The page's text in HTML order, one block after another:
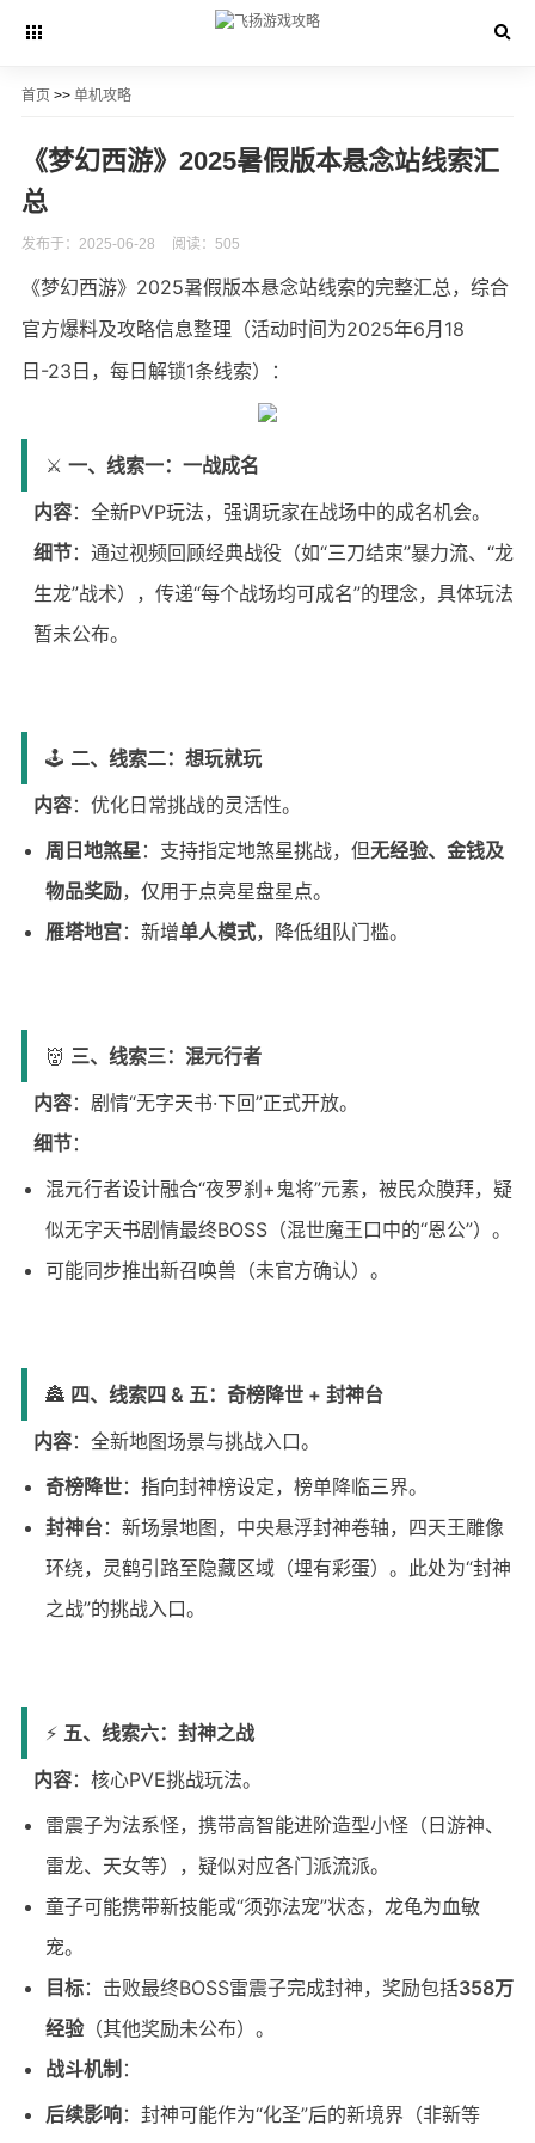
首页 >> 单机攻略
《梦幻西游》2025暑假版本悬念站线索汇
总
发布于：2025-06-28 阅读：505
《梦幻西游》2025暑假版本悬念站线索的完整汇总，综合
官方爆料及攻略信息整理（活动时间为2025年6月18
日-23日，每日解锁1条线索）
：
⚔️ 一、线索一：一战成名
内容：全新PVP玩法，强调玩家在战场中的成名机会。
细节：通过视频回顾经典战役（如“三刀结束”暴力流、“龙
生龙”战术），传递“每个战场均可成名”的理念，具体玩法
暂未公布。
🕹️ 二、线索二：想玩就玩
内容：优化日常挑战的灵活性。
周日地煞星：支持指定地煞星挑战，但无经验、金钱及
物品奖励，仅用于点亮星盘星点。
雁塔地宫：新增单人模式，降低组队门槛。
👹 三、线索三：混元行者
内容：剧情“无字天书·下回”正式开放。
细节：
混元行者设计融合“夜罗刹+鬼将”元素，被民众膜拜，疑
似无字天书剧情最终BOSS（混世魔王口中的“恩公”）。
可能同步推出新召唤兽（未官方确认）。
🏯 四、线索四 & 五：奇榜降世 + 封神台
内容：全新地图场景与挑战入口。
奇榜降世：指向封神榜设定，榜单降临三界。
封神台：新场景地图，中央悬浮封神卷轴，四天王雕像
环绕，灵鹤引路至隐藏区域（埋有彩蛋）。此处为“封神
之战”的挑战入口。
⚡ 五、线索六：封神之战
内容：核心PVE挑战玩法。
雷震子为法系怪，携带高智能进阶造型小怪（日游神、
雷龙、天女等），疑似对应各门派流派。
童子可能携带新技能或“须弥法宠”状态，龙龟为血敏
宠。
目标：击败最终BOSS雷震子完成封神，奖励包括358万
经验（其他奖励未公布）。
战斗机制 ：
后续影响：封神可能作为“化圣”后的新境界（非新等